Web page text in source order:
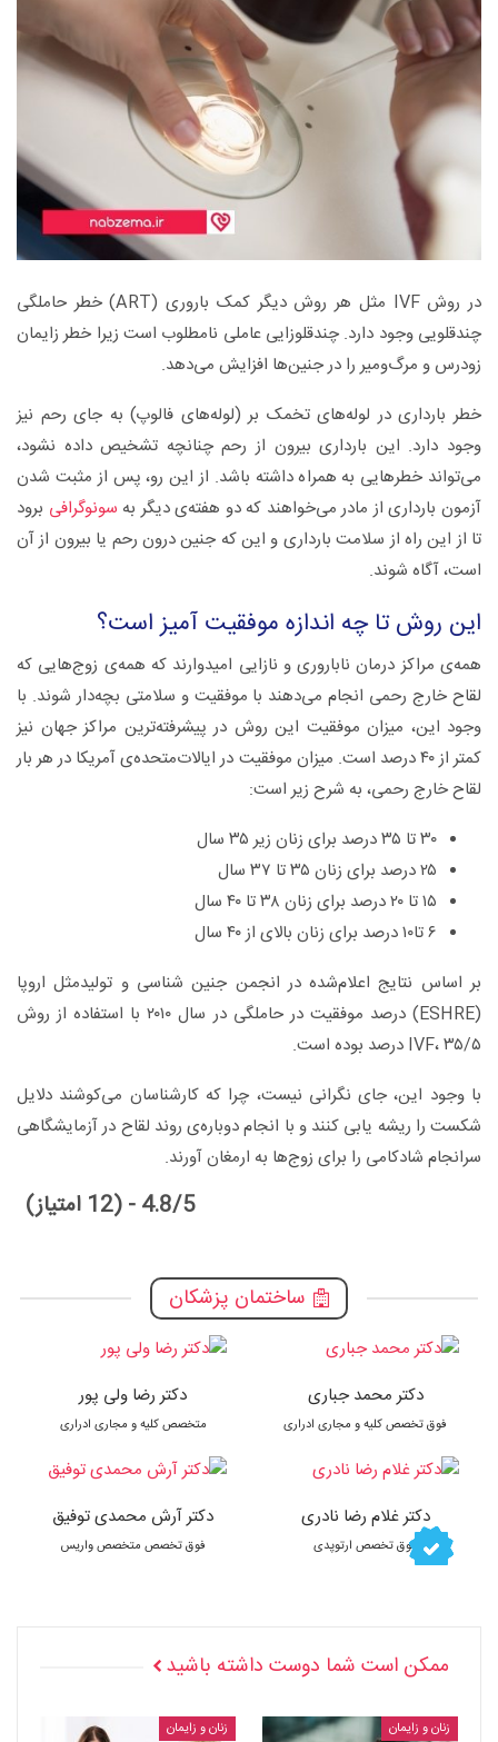
در روش IVF مثل هر روش دیگر کمک باروری (ART) خطر حاملگی
چندقلویی وجود دارد. چندقلوزایی عاملی نامطلوب است زیرا خطر زایمان
زودرس و مرگ‌ومیر را در جنین‌ها افزایش می‌دهد.
خطر بارداری در لوله‌های تخمک بر (لوله‌های فالوپ) به جای رحم نیز
وجود دارد. این بارداری بیرون از رحم چنانچه تشخیص داده نشود،
می‌تواند خطرهایی به همراه داشته باشد. از این رو، پس از مثبت شدن
آزمون بارداری از مادر می‌خواهند که دو هفته‌ی دیگر به سونوگرافی برود
تا از این راه از سلامت بارداری و این که جنین درون رحم یا بیرون از آن
است، آگاه شوند.
این روش تا چه اندازه موفقیت آمیز است؟
همه‌ی مراکز درمان ناباروری و نازایی امیدوارند که همه‌ی زوج‌هایی که
لقاح خارج رحمی انجام می‌دهند با موفقیت و سلامتی بچه‌دار شوند. با
وجود این، میزان موفقیت این روش در پیشرفته‌ترین مراکز جهان نیز
کمتر از ۴۰ درصد است. میزان موفقیت در ایالات‌متحده‌ی آمریکا در هر بار
لقاح خارج رحمی، به شرح زیر است:
۳۰ تا ۳۵ درصد برای زنان زیر ۳۵ سال
۲۵ درصد برای زنان ۳۵ تا ۳۷ سال
۱۵ تا ۲۰ درصد برای زنان ۳۸ تا ۴۰ سال
۶ تا۱۰ درصد برای زنان بالای از ۴۰ سال
بر اساس نتایج اعلام‌شده در انجمن جنین شناسی و تولیدمثل اروپا
(ESHRE) درصد موفقیت در حاملگی در سال ۲۰۱۰ با استفاده از روش
IVF، ۳۵/۵ درصد بوده است.
با وجود این، جای نگرانی نیست، چرا که کارشناسان می‌کوشند دلایل
شکست را ریشه‌ یابی کنند و با انجام دوباره‌ی روند لقاح در آزمایشگاهی
سرانجام شادکامی را برای زوج‌ها به ارمغان آورند.
4.8/5 - (12 امتیاز)
ساختمان پزشکان
دکتر محمد جباری
فوق تخصص کلیه و مجاری ادراری
دکتر غلام رضا نادری
فوق تخصص ارتوپدی
دکتر رضا ولی پور
متخصص کلیه و مجاری ادراری
دکتر آرش محمدی توفیق
فوق تخصص متخصص واریس
ممکن است شما دوست داشته باشید
زنان و زایمان زنان و زایمان